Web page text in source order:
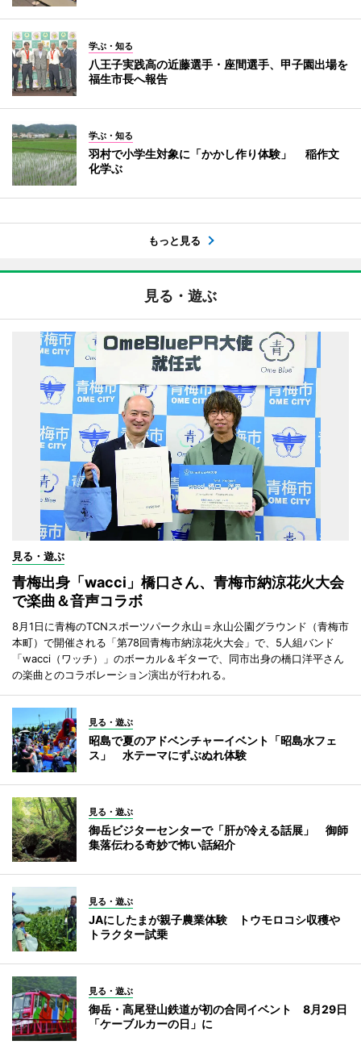
学ぶ・知る
八王子実践高の近藤選手・座間選手、甲子園出場を
福生市長へ報告
学ぶ・知る
羽村で小学生対象に「かかし作り体験」 稲作文
化学ぶ
もっと見る
見る・遊ぶ
見る・遊ぶ
青梅出身「wacci」橋口さん、青梅市納涼花火大会
で楽曲＆音声コラボ
8月1日に青梅のTCNスポーツパーク永山＝永山公園グラウンド（青梅市
本町）で開催される「第78回青梅市納涼花火大会」で、5人組バンド
「wacci（ワッチ）」のボーカル＆ギターで、同市出身の橋口洋平さん
の楽曲とのコラボレーション演出が行われる。
見る・遊ぶ
昭島で夏のアドベンチャーイベント「昭島水フェ
ス」 水テーマにずぶぬれ体験
見る・遊ぶ
御岳ビジターセンターで「肝が冷える話展」 御師
集落伝わる奇妙で怖い話紹介
見る・遊ぶ
JAにしたまが親子農業体験 トウモロコシ収穫や
トラクター試乗
見る・遊ぶ
御岳・高尾登山鉄道が初の合同イベント 8月29日
「ケーブルカーの日」に